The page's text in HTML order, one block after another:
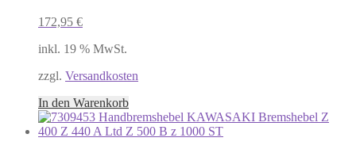
172,95 €
inkl. 19 % MwSt.
zzgl. Versandkosten
In den Warenkorb